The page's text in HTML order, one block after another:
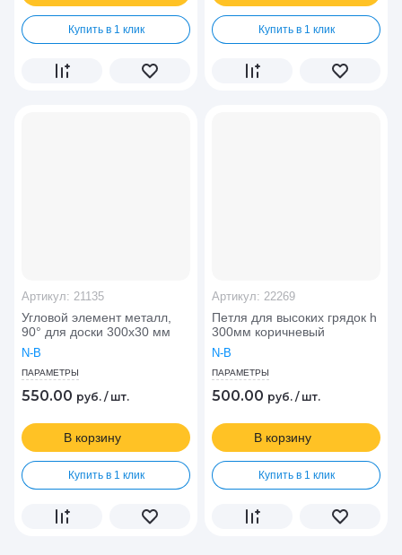
Купить в 1 клик Купить в 1 клик
Угловой элемент металл,
90° для доски 300х30 мм
N-B
Артикул: 21135
ПАРАМЕТРЫ
550.00 руб. /шт.
В корзину
Купить в 1 клик
Петля для высоких грядок h
300мм коричневый
N-B
Артикул: 22269
ПАРАМЕТРЫ
500.00 руб. /шт.
В корзину
Купить в 1 клик